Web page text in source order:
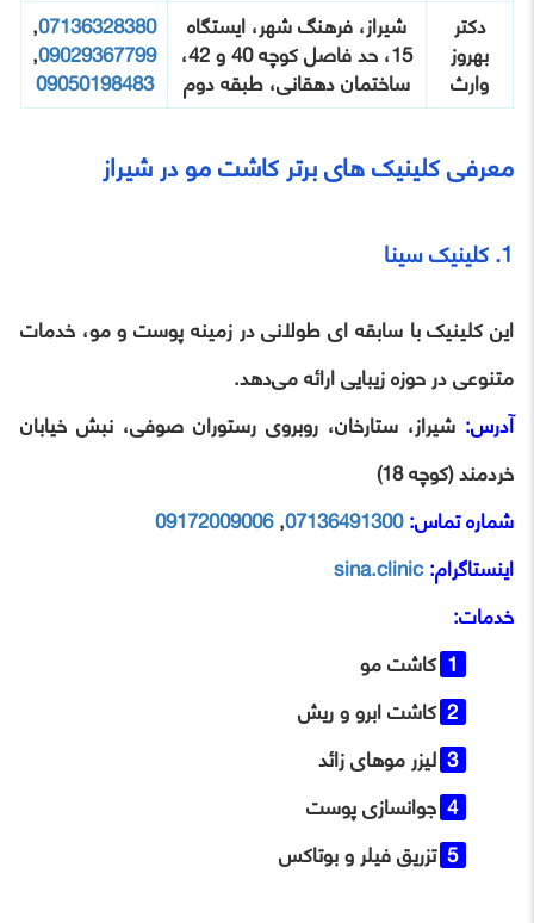
دکتر
بهروز
وارث
شیراز، فرهنگ شهر، ایستگاه
15، حد فاصل کوچه 40 و 42،
ساختمان دهقانی، طبقه دوم
07136328380
,
09029367799
,
09050198483
معرفی کلینیک‌ های برتر کاشت مو در شیراز
1. کلینیک سینا
این کلینیک با سابقه‌ ای طولانی در زمینه پوست و مو، خدمات
متنوعی در حوزه زیبایی ارائه می‌دهد.
آدرس: شیراز، ستارخان، روبروی رستوران صوفی، نبش خیابان
خردمند (کوچه 18)
شماره تماس:07136491300
,
09172009006
اینستاگرام:sina.clinic
خدمات:
کاشت مو
کاشت ابرو و ریش
لیزر موهای زائد
جوانسازی پوست
تزریق فیلر و بوتاکس